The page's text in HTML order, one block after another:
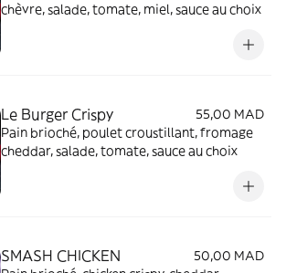
chèvre, salade, tomate, miel, sauce au choix
Le Burger Crispy
55,00 MAD
Pain brioché, poulet croustillant, fromage
cheddar, salade, tomate, sauce au choix
SMASH CHICKEN
50,00 MAD